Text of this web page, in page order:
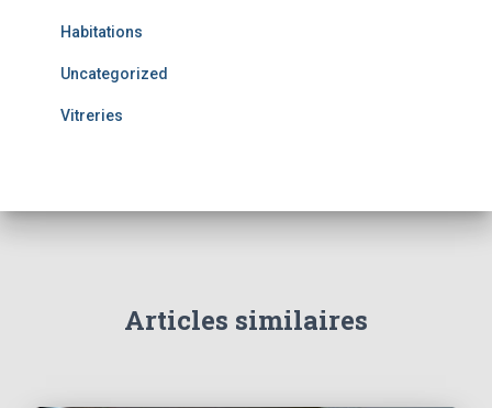
Habitations
Uncategorized
Vitreries
Articles similaires